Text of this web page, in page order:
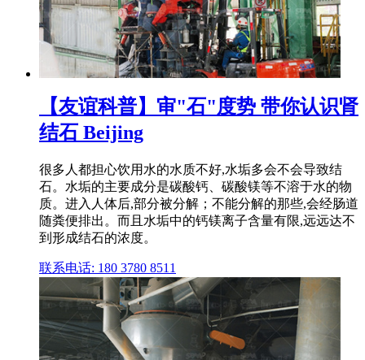
【友谊科普】审"石"度势 带你认识肾
结石 Beijing
很多人都担心饮用水的水质不好,水垢多会不会导致结
石。水垢的主要成分是碳酸钙、碳酸镁等不溶于水的物
质。进入人体后,部分被分解；不能分解的那些,会经肠道
随粪便排出。而且水垢中的钙镁离子含量有限,远远达不
到形成结石的浓度。
联系电话: 180 3780 8511